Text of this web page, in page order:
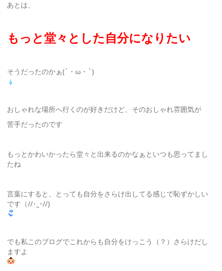
あとは、
もっと堂々とした自分になりたい
そうだったのかぁ(´・ω・`)
おしゃれな場所へ行くのが好きだけど、そのおしゃれ雰囲気が
苦手だったのです
もっとかわいかったら堂々と出来るのかなぁといつも思ってまし
たね
言葉にすると、とっても自分をさらけ出してる感じで恥ずかしい
です（//･_･//)
でも私このブログでこれからも自分をけっこう（？）さらけだし
ますよ